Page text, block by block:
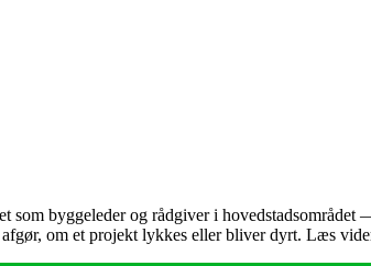
som byggeleder og rådgiver i
om et projekt lykkes eller bliver dyrt. Læs